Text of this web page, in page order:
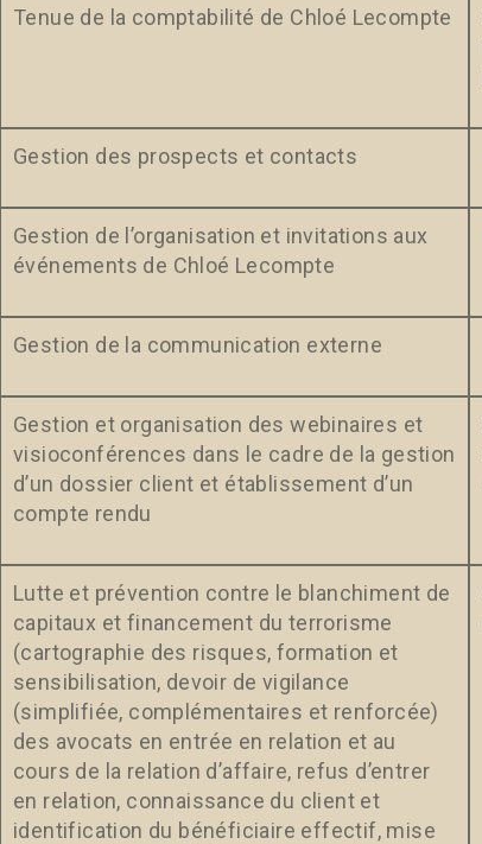
Tenue de la comptabilité de Chloé Lecompte
Gestion des prospects et contacts
Gestion de l’organisation et invitations aux
événements de Chloé Lecompte
Gestion de la communication externe
Gestion et organisation des webinaires et
visioconférences dans le cadre de la gestion
d’un dossier client et établissement d’un
compte rendu
Lutte et prévention contre le blanchiment de
capitaux et financement du terrorisme
(cartographie des risques, formation et
sensibilisation, devoir de vigilance
(simplifiée, complémentaires et renforcée)
des avocats en entrée en relation et au
cours de la relation d’affaire, refus d’entrer
en relation, connaissance du client et
identification du bénéficiaire effectif, mise